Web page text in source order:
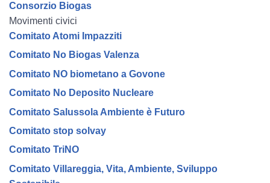
Consorzio Biogas
Movimenti civici
Comitato Atomi Impazziti
Comitato No Biogas Valenza
Comitato NO biometano a Govone
Comitato No Deposito Nucleare
Comitato Salussola Ambiente è Futuro
Comitato stop solvay
Comitato TriNO
Comitato Villareggia, Vita, Ambiente, Sviluppo